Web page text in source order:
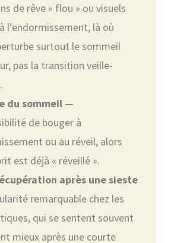
de rêve « flou » ou visuels
l’endormissement, là où
surtout le sommeil
pas la transition veille-
du sommeil —
de bouger à
ou au réveil, alors
est déjà « réveillé ».
après une sieste
remarquable chez les
qui se sentent souvent
mieux après une courte